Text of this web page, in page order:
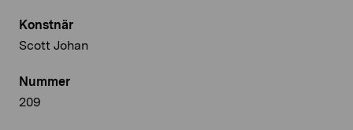
Konstnär
Scott Johan
Nummer
209